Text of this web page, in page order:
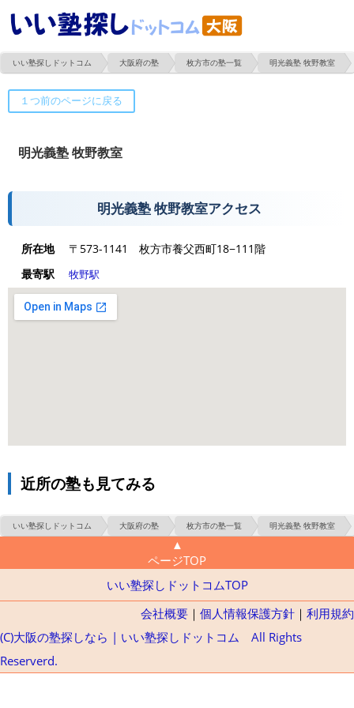
いい塾探しドットコム 大阪府の塾 枚方市の塾一覧 明光義塾 牧野教室
明光義塾 牧野教室
明光義塾 牧野教室アクセス
所在地
〒573-1141 枚方市養父西町18−111階
最寄駅
牧野駅
近所の塾も見てみる
いい塾探しドットコム 大阪府の塾 枚方市の塾一覧 明光義塾 牧野教室
▲
ページTOP
いい塾探しドットコムTOP
会社概要 ｜ 個人情報保護方針 ｜ 利用規約
(C)大阪の塾探しなら | いい塾探しドットコム All Rights
Reserverd.